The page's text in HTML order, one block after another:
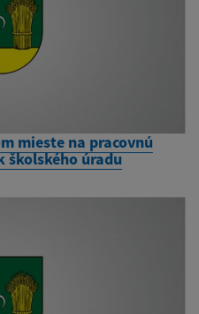
mieste na pracovnú
školského úradu